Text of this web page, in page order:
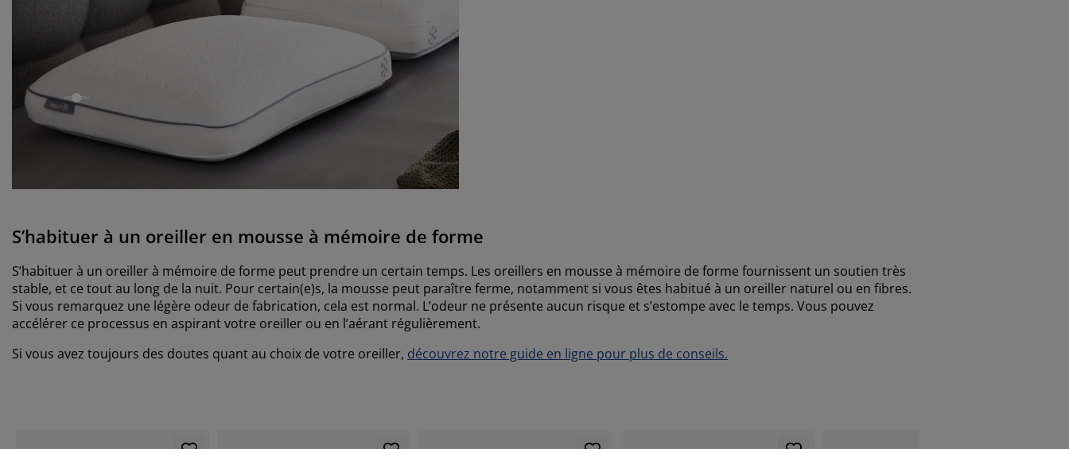
open
S’habituer à un oreiller en mousse à mémoire de forme
S’habituer à un oreiller à mémoire de forme peut prendre un certain temps. Les oreillers en mousse à mémoire de forme fournissent un soutien très
stable, et ce tout au long de la nuit. Pour certain(e)s, la mousse peut paraître ferme, notamment si vous êtes habitué à un oreiller naturel ou en fibres.
Si vous remarquez une légère odeur de fabrication, cela est normal. L’odeur ne présente aucun risque et s’estompe avec le temps. Vous pouvez
accélérer ce processus en aspirant votre oreiller ou en l’aérant régulièrement.
Si vous avez toujours des doutes quant au choix de votre oreiller, découvrez notre guide en ligne pour plus de conseils.